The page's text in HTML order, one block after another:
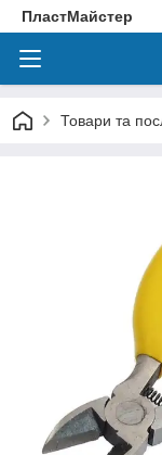
ПластМайстер
Товари та